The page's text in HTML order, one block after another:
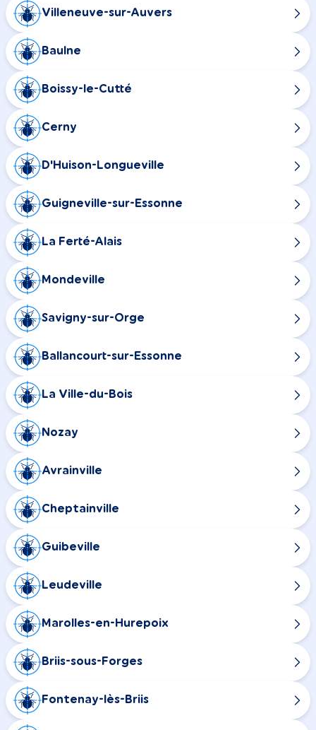
Villeneuve-sur-Auvers
Baulne
Boissy-le-Cutté
Cerny
D'Huison-Longueville
Guigneville-sur-Essonne
La Ferté-Alais
Mondeville
Savigny-sur-Orge
Ballancourt-sur-Essonne
La Ville-du-Bois
Nozay
Avrainville
Cheptainville
Guibeville
Leudeville
Marolles-en-Hurepoix
Briis-sous-Forges
Fontenay-lès-Briis